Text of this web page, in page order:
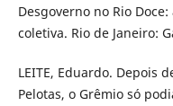
Desgoverno no Rio
coletiva. Rio de Janeiro:
LEITE, Eduardo. Depois
Pelotas, o Grêmio só